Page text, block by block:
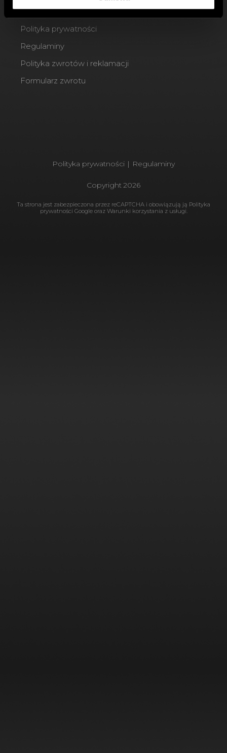
Blog
Polityka prywatności
Regulaminy
Polityka zwrotów i reklamacji
Formularz zwrotu
Polityka prywatności | Regulaminy
Copyright2026
Ta strona jest zabezpieczona przez reCAPTCHA i obowiązują ją Polityka
prywatności Googleoraz Warunki korzystania z usługi.